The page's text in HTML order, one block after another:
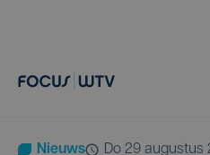
Nieuws do 29 augustus